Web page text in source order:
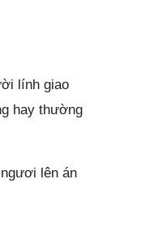
lính giao
hay thường
lên án